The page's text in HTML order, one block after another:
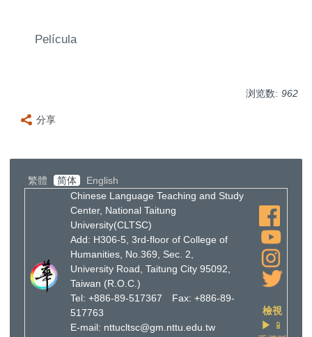
Película
浏览数: 962
分享
繁體 简体
English
Chinese Language Teaching and Study
Center, National Taitung
University(CLTSC)
Add: H306-5, 3rd-floor of College of
Humanities, No.369, Sec. 2,
University Road, Taitung City 95092,
Taiwan (R.O.C.)
Tel: +886-89-517367 Fax: +886-89-
517763
E-mail: nttucltsc@gm.nttu.edu.tw
檢視
▶
📱